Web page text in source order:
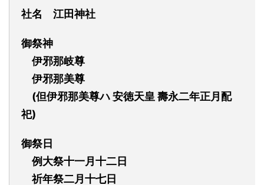
社名 江田神社
御祭神
伊邪那岐尊
伊邪那美尊
(但伊邪那美尊ハ安徳天皇壽永二年正月配
祀)
御祭日
例大祭十一月十二日
祈年祭二月十七日